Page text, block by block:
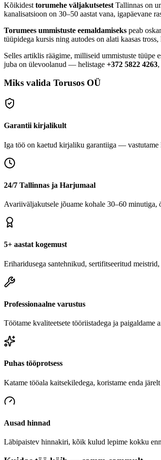
Kõikidest torumehe väljakutsetest Tallinnas on
kanalisatsioon on 30–50 aastat vana, igapäevane
Torumees ummistuste eemaldamiseks peab
tüüpidega kursis ning autodes on alati kaasas
Selles artiklis räägime, milliseid ummistuste tüüpe
juba on ülevoolanud — helistage +372 5822 4263
Miks valida Torusos OÜ
Garantii kirjalikult
Iga töö on kaetud kirjaliku garantiiga — vastutame
24/7 Tallinnas ja Harjumaal
Avariiväljakutsele jõuame kohale 30–60 minutiga,
5+ aastat kogemust
Eriharidusega santehnikud, sertifitseeritud
Professionaalne varustus
Töötame kvaliteetsete tööriistadega ja paigaldame
Puhas tööprotsess
Katame tööala kaitsekiledega, koristame enda
Ausad hinnad
Läbipaistev hinnakiri, kõik kulud lepime kokku